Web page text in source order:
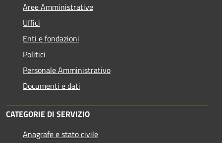
Aree Amministrative
Uffici
Enti e fondazioni
Politici
Personale Amministrativo
Documenti e dati
CATEGORIE DI SERVIZIO
Anagrafe e stato civile